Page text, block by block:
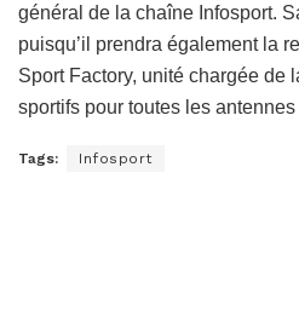
général de la chaîne Infosport.
puisqu’il prendra également la
Sport Factory, unité chargée de
sportifs pour toutes les
Tags: Infosport